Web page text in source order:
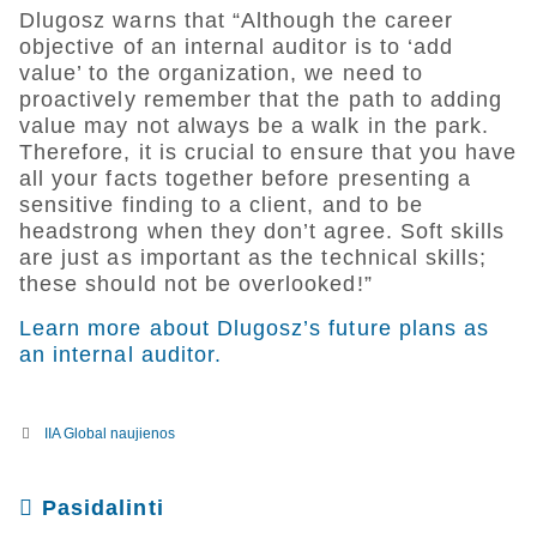
Dlugosz warns that “Although the career
objective of an internal auditor is to ‘add
value’ to the organization, we need to
proactively remember that the path to adding
value may not always be a walk in the park.
Therefore, it is crucial to ensure that you have
all your facts together before presenting a
sensitive finding to a client, and to be
headstrong when they don’t agree. Soft skills
are just as important as the technical skills;
these should not be overlooked!”
Learn more about Dlugosz’s future plans as
an internal auditor.
IIA Global naujienos
Pasidalinti